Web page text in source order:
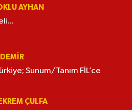
AYHAN
Sunum/Tanım FİL’ce
ÇULFA